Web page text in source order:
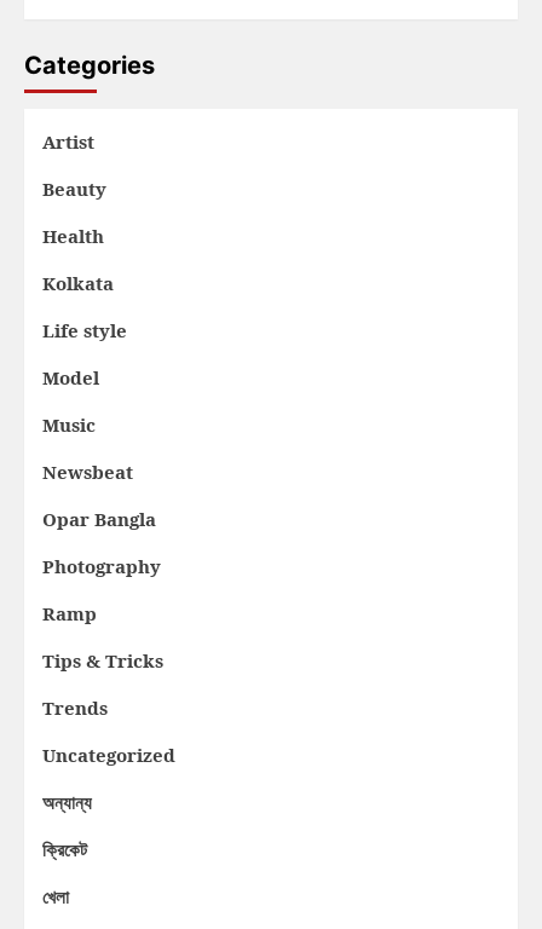
Categories
Artist
Beauty
Health
Kolkata
Life style
Model
Music
Newsbeat
Opar Bangla
Photography
Ramp
Tips & Tricks
Trends
Uncategorized
অন্যান্য
ক্রিকেট
খেলা